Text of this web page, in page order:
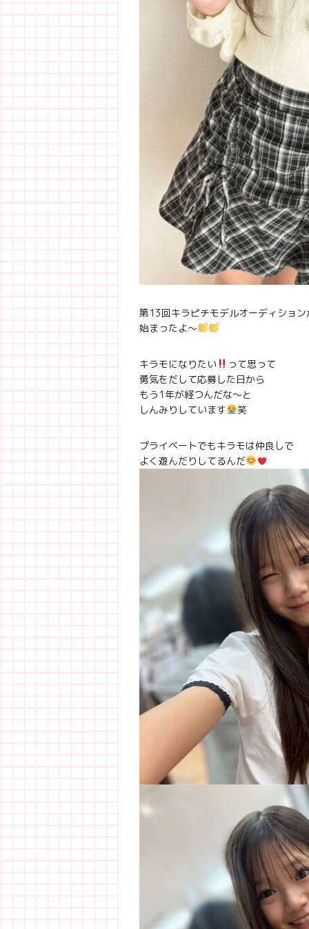
第13回キラピチモデルオーディション
始まったよ〜
キラモになりたい
って思って
勇気をだして応募した日から
もう1年が経つんだな〜と
しんみりしています
笑
プライベートでもキラモは仲良しで
よく遊んだりしてるんだ